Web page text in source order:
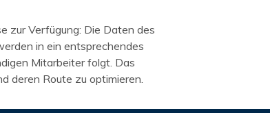
zur Verfügung: Die Daten des
in ein entsprechendes
Mitarbeiter folgt. Das
deren Route zu optimieren.